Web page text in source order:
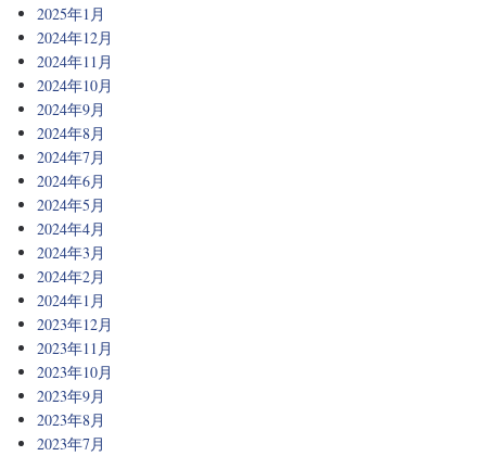
2025年1月
2024年12月
2024年11月
2024年10月
2024年9月
2024年8月
2024年7月
2024年6月
2024年5月
2024年4月
2024年3月
2024年2月
2024年1月
2023年12月
2023年11月
2023年10月
2023年9月
2023年8月
2023年7月